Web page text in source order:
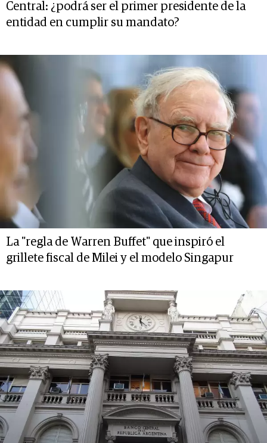
Central: ¿podrá ser el primer presidente de la
entidad en cumplir su mandato?
La "regla de Warren Buffet" que inspiró el
grillete fiscal de Milei y el modelo Singapur